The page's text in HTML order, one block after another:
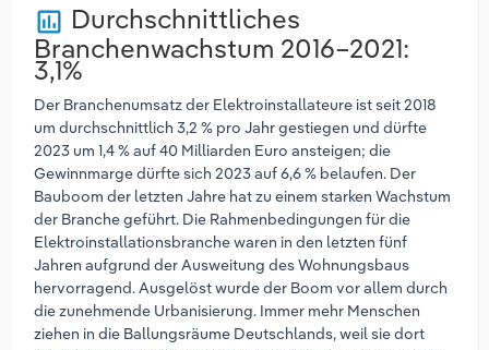
poll Durchschnittliches
Branchenwachstum 2016–2021:
3,1%
Der Branchenumsatz der Elektroinstallateure ist seit 2018
um durchschnittlich 3,2 % pro Jahr gestiegen und dürfte
2023 um 1,4 % auf 40 Milliarden Euro ansteigen; die
Gewinnmarge dürfte sich 2023 auf 6,6 % belaufen. Der
Bauboom der letzten Jahre hat zu einem starken Wachstum
der Branche geführt. Die Rahmenbedingungen für die
Elektroinstallationsbranche waren in den letzten fünf
Jahren aufgrund der Ausweitung des Wohnungsbaus
hervorragend. Ausgelöst wurde der Boom vor allem durch
die zunehmende Urbanisierung. Immer mehr Menschen
ziehen in die Ballungsräume Deutschlands, weil sie dort